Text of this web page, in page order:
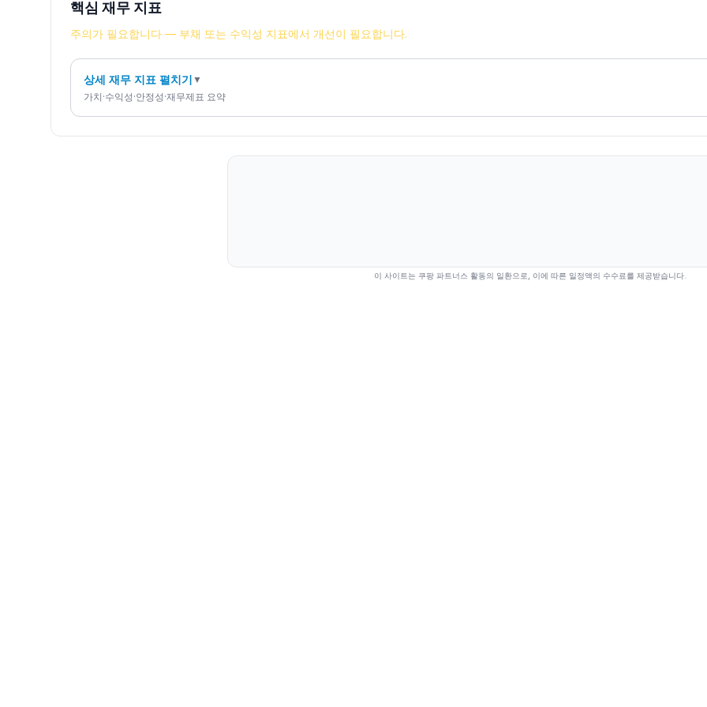
핵심 재무 지표
주의가 필요합니다 — 부채 또는 수익성 지표에서 개선이 필요합니다.
상세 재무 지표 펼치기 ▼
가치·수익성·안정성·재무제표 요약
이 사이트는 쿠팡 파트너스 활동의 일환으로, 이에 따른 일정액의 수수료를 제공받습니다.